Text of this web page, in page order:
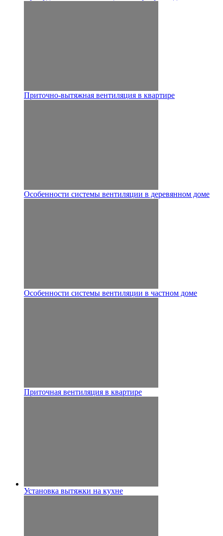
Приточно-вытяжная вентиляция в квартире
Особенности системы вентиляции в деревянном доме
Особенности системы вентиляции в частном доме
Приточная вентиляция в квартире
Установка вытяжки на кухне